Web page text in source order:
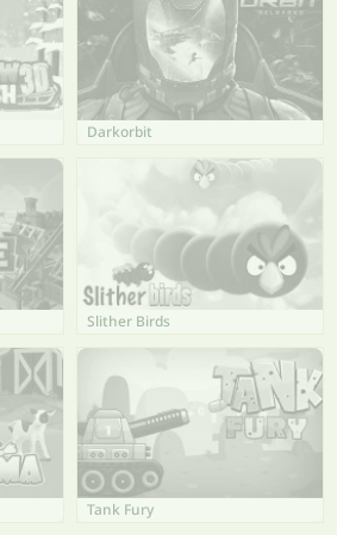
Darkorbit
Slither Birds
Tank Fury